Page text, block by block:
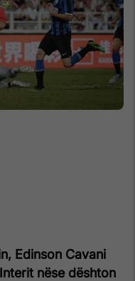
Edinson Cavani
nëse dështon